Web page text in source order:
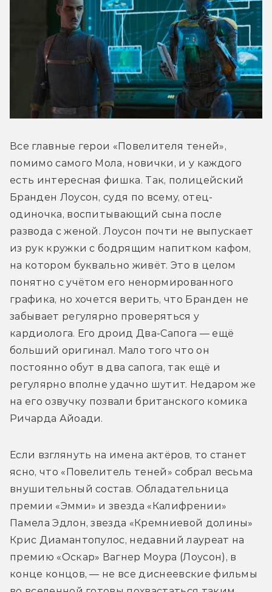
Все главные герои «Повелителя теней»,
помимо самого Мола, новички, и у каждого
есть интересная фишка. Так, полицейский
Бранден Лоусон, судя по всему, отец-
одиночка, воспитывающий сына после
развода с женой. Лоусон почти не выпускает
из рук кружки с бодрящим напитком кафом,
на котором буквально живёт. Это в целом
понятно с учётом его ненормированного
графика, но хочется верить, что Бранден не
забывает регулярно проверяться у
кардиолога. Его дроид Два-Сапога — ещё
больший оригинал. Мало того что он
постоянно обут в два сапога, так ещё и
регулярно вполне удачно шутит. Недаром же
на его озвучку позвали британского комика
Ричарда Айоади.
Если взглянуть на имена актёров, то станет
ясно, что «Повелитель теней» собрал весьма
внушительный состав. Обладательница
премии «Эмми» и звезда «Калифрении»
Памела Эдлон, звезда «Кремниевой долины»
Крис Диамантопулос, недавний лауреат на
премию «Оскар» Вагнер Моура (Лоусон), в
конце концов, — не все диснеевские фильмы